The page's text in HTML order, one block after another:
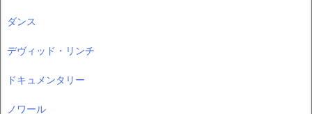
ダンス
デヴィッド・リンチ
ドキュメンタリー
ノワール